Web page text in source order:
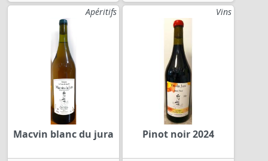
Apéritifs
Macvin blanc du jura
Vins
Pinot noir 2024